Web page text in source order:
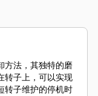
方法，其独特的磨
转子上，可以实现
转子维护的停机时